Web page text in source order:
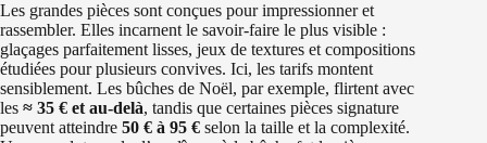
Les grandes pièces sont conçues pour impressionner et
rassembler. Elles incarnent le savoir-faire le plus visible :
glaçages parfaitement lisses, jeux de textures et compositions
étudiées pour plusieurs convives. Ici, les tarifs montent
sensiblement. Les bûches de Noël, par exemple, flirtent avec
les ≈ 35 € et au-delà, tandis que certaines pièces signature
peuvent atteindre 50 € à 95 € selon la taille et la complexité.